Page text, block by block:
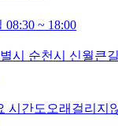
08:30 ~ 18:00
시 순천시 신월큰
시간도오래걸리지